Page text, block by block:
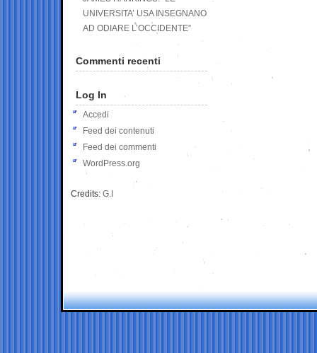
UNIVERSITA’ USA INSEGNANO
AD ODIARE L’OCCIDENTE”
Commenti recenti
Log In
Accedi
Feed dei contenuti
Feed dei commenti
WordPress.org
Credits: G.I